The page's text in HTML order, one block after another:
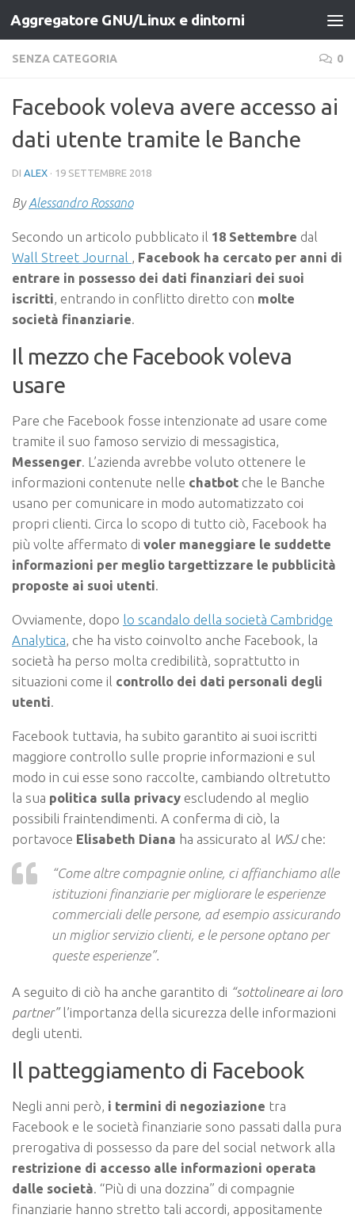
Salta al contenuto
Aggregatore GNU/Linux e dintorni
SENZA CATEGORIA 0
Facebook voleva avere accesso ai
dati utente tramite le Banche
DI ALEX · 19 SETTEMBRE 2018
ByAlessandro Rossano
Secondo un articolo pubblicato il 18 Settembre dal
Wall Street Journal
Facebook ha cercato per anni di
entrare in possesso dei dati finanziari dei suoi
iscritti , entrando in conflitto diretto con molte
società finanziarie
Il mezzo che Facebook voleva
usare
Pare che Facebook fosse intenzionate ad usare come
tramite il suo famoso servizio di messagistica,
Messenger. L’azienda avrebbe voluto ottenere le
informazioni contenute nelle chatbot che le Banche
usano per comunicare in modo automatizzato coi
propri clienti. Circa lo scopo di tutto ciò, Facebook ha
più volte affermato di voler maneggiare le suddette
informazioni per meglio targettizzare le pubblicità
proposte ai suoi utenti.
Ovviamente, dopo lo scandalo della società Cambridge
Analytica, che ha visto coinvolto anche Facebook, la
società ha perso molta credibilità, soprattutto in
situazioni come il controllo dei dati personali degli
utenti.
Facebook tuttavia, ha subito garantito ai suoi iscritti
maggiore controllo sulle proprie informazioni e sul
modo in cui esse sono raccolte, cambiando oltretutto
la sua politica sulla privacy escludendo al meglio
possibili fraintendimenti. A conferma di ciò, la
portavoce Elisabeth Diana ha assicurato al WSJche:
“Come altre compagnie online, ci affianchiamo alle
istituzioni finanziarie per migliorare le esperienze
commerciali delle persone, ad esempio assicurando
un miglior servizio clienti, e le persone optano per
queste esperienze”.
A seguito di ciò ha anche garantito di “sottolineare ai loro
partner”l’importanza della sicurezza delle informazioni
degli utenti.
Il patteggiamento di Facebook
Negli anni però, i termini di negoziazione tra
Facebook e le società finanziarie sono passati dalla pura
prerogativa di possesso da pare del social network alla
restrizione di accesso alle informazioni operata
dalle società. “Più di una dozzina” di compagnie
finanziarie hanno stretto tali accordi, appositamente